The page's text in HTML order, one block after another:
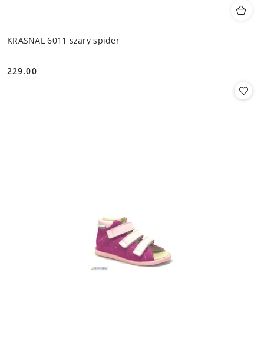
KRASNAL 6011 szary spider
Cena:
229.00